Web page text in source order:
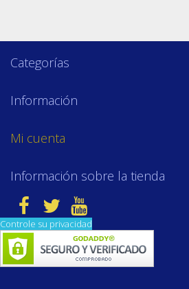
Categorías
Información
Mi cuenta
Información sobre la tienda
Controle su privacidad